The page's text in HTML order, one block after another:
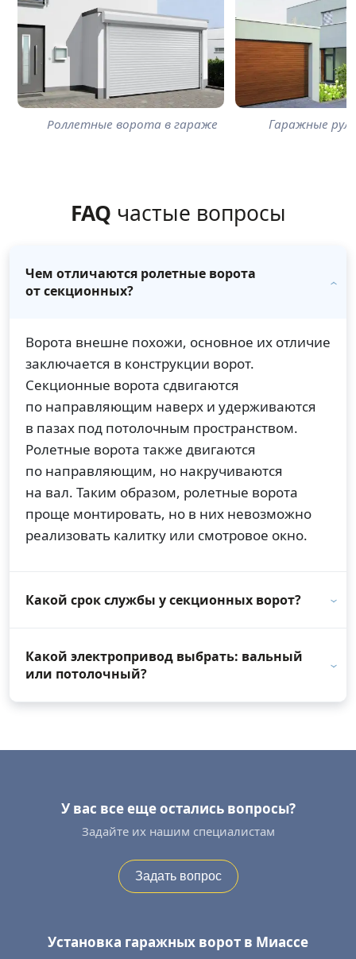
Роллетные ворота в гараже Гаражные
FAQ частые вопросы
Чем отличаются ролетные ворота
от секционных?
Ворота внешне похожи, основное их отличие
заключается в конструкции ворот.
Секционные ворота сдвигаются
по направляющим наверх и удерживаются
в пазах под потолочным пространством.
Ролетные ворота также двигаются
по направляющим, но накручиваются
на вал. Таким образом, ролетные ворота
проще монтировать, но в них невозможно
реализовать калитку или смотровое окно.
Какой срок службы у секционных ворот?
Какой электропривод выбрать: вальный
или потолочный?
У вас все еще остались вопросы?
Задайте их нашим специалистам
Задать вопрос
Установка гаражных ворот в Миассе